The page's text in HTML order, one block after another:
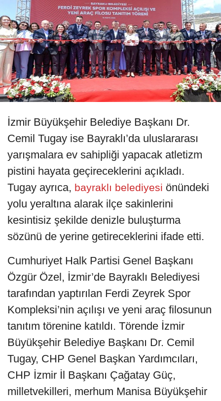
İzmir Büyükşehir Belediye Başkanı Dr.
Cemil Tugay ise Bayraklı’da uluslararası
yarışmalara ev sahipliği yapacak atletizm
pistini hayata geçireceklerini açıkladı.
Tugay ayrıca, bayraklı belediyesi önündeki
yolu yeraltına alarak ilçe sakinlerini
kesintisiz şekilde denizle buluşturma
sözünü de yerine getireceklerini ifade etti.
Cumhuriyet Halk Partisi Genel Başkanı
Özgür Özel, İzmir’de Bayraklı Belediyesi
tarafından yaptırılan Ferdi Zeyrek Spor
Kompleksi’nin açılışı ve yeni araç filosunun
tanıtım törenine katıldı. Törende İzmir
Büyükşehir Belediye Başkanı Dr. Cemil
Tugay, CHP Genel Başkan Yardımcıları,
CHP İzmir İl Başkanı Çağatay Güç,
milletvekilleri, merhum Manisa Büyükşehir